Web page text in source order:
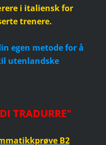
i italiensk for
trenere.
egen metode for å
utenlandske
TRADURRE"
B2